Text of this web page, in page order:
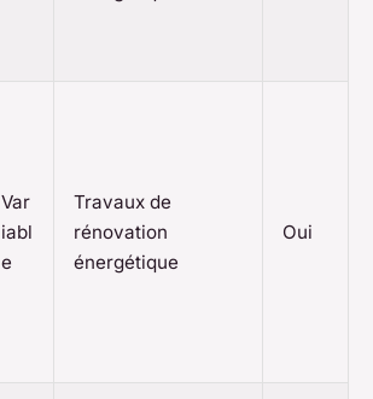
Var
iabl
e
Travaux de
rénovation
énergétique
Oui